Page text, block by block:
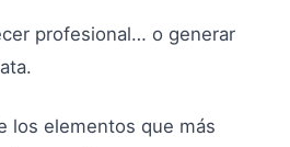
profesional… o generar
los elementos que más